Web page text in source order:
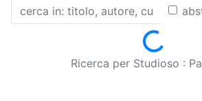
Loading...
Ricerca per Studioso :